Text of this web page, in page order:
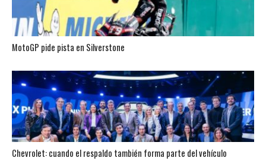
MotoGP pide pista en Silverstone
Chevrolet: cuando el respaldo también forma parte del vehículo